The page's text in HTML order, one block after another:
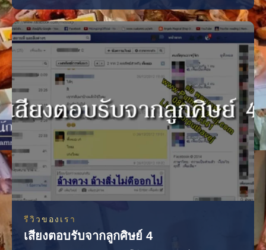
ออสเตรเลีย จีน ญ๊่ปุ่น ฯลฯ…. ทอมตะลึง 5555+ แม่นจนต้องดูอีก ตัวเอง
โดนของแฟนทิ้งไป พี่มหอล้างของช่วยเร
รีวิวของเรา
เสียงตอบรับจากลูกศิษย์ 4